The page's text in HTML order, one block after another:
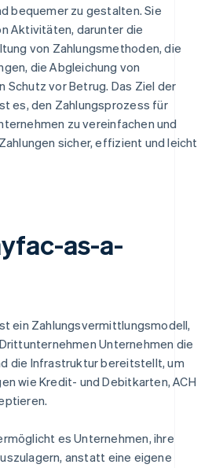
bequemer zu gestalten. Sie
Aktivitäten, darunter die
von Zahlungsmethoden, die
die Abgleichung von
Schutz vor Betrug. Das Ziel der
es, den Zahlungsprozess für
zu vereinfachen und
sicher, effizient und leicht
as-a-
ein Zahlungsvermittlungsmodell,
Unternehmen die
die Infrastruktur bereitstellt, um
wie Kredit- und Debitkarten, ACH
es Unternehmen, ihre
anstatt eine eigene